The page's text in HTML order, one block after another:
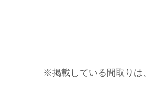
※掲載している間取りは